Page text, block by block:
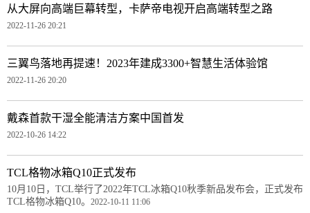
从大屏向高端巨幕转型，卡萨帝电视开启高端转型之路
2022-11-26 20:21
三翼鸟落地再提速！2023年建成3300+智慧生活体验馆
2022-11-26 20:20
戴森首款干湿全能清洁方案中国首发
2022-10-26 14:22
TCL格物冰箱Q10正式发布
10月10日，TCL举行了2022年TCL冰箱Q10秋季新品发布会，正式发布
TCL格物冰箱Q10。 2022-10-11 11:06